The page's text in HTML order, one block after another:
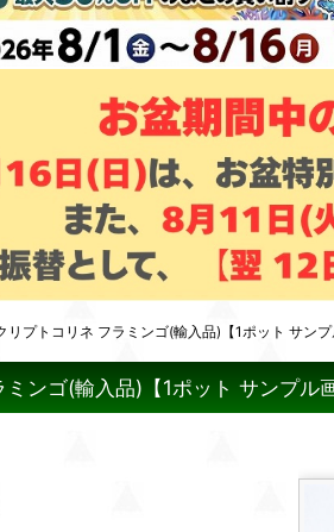
リプトコリネ フラミンゴ(輸入品)【1ポット サン
ンゴ(輸入品)【1ポット サンプル